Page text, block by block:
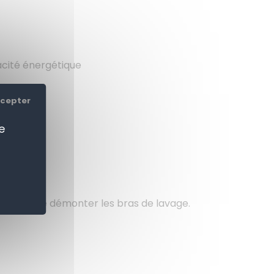
énergétique
de démonter les bras de lavage.